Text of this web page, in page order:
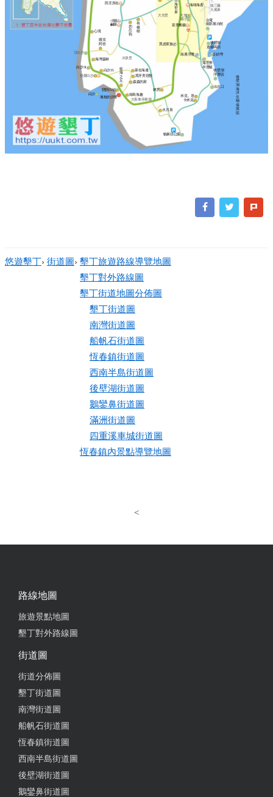
田庄所在
大光
國小
富美餐廳
海
世
界
大光里
有
棵
樹
小關山
鹹粿
黑皮家族
海味海產
南勇浮潛
羅克
阿舍
頂白沙
海灣森林 水泉里
核三廠
大風車
台電
南部展示館
後壁湖
遊艇碼頭
星砂灣
海世界
半潛艇
出水口
後壁湖
浮潛區
後
壁
湖
海
洋
生
物
保
護
區
卡米克
貓鼻頭公園
白沙31
快樂白沙
戀戀白砂
白沙
擁抱的沙灘
森森的家
林房
米克。居
藍
海
之
丘
白沙35
勿
忘
我
心境
水月泉
黑牙美宿館
家在海邊
南島海趣
大客車停車場
悠遊墾丁› 街道圖› 墾丁旅遊路線導覽地圖
墾丁對外路線圖
墾丁街道地圖分佈圖
墾丁街道圖
南灣街道圖
船帆石街道圖
恆春鎮街道圖
西南半島街道圖
後壁湖街道圖
鵝鑾鼻街道圖
滿洲街道圖
四重溪車城街道圖
恆春鎮內景點導覽地圖
<
路線地圖
旅遊景點地圖
墾丁對外路線圖
街道圖
街道分佈圖
墾丁街道圖
南灣街道圖
船帆石街道圖
恆春鎮街道圖
西南半島街道圖
後壁湖街道圖
鵝鑾鼻街道圖